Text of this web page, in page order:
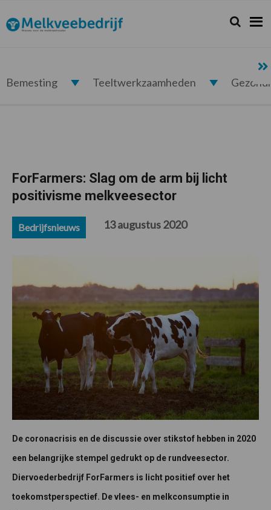
de
hoofdnavigatie
de
hoofd
de
eerste
de
voettekst
Melkveebedrijf.nl Zoeken...
Zoek
Bemesting Teeltwerkzaamheden
ForFarmers: Slag om de arm bij licht
positivisme melkveesector
Bedrijfsnieuws 13 augustus 2020
De coronacrisis en de discussie over stikstof hebben in 2020
een belangrijke stempel gedrukt op de rundveesector.
Diervoederbedrijf ForFarmers is licht positief over het
toekomstperspectief. De vlees- en melkconsumptie in